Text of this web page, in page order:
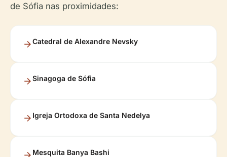
de Sófia nas proximidades:
Catedral de Alexandre Nevsky
Sinagoga de Sófia
Igreja Ortodoxa de Santa Nedelya
Mesquita Banya Bashi